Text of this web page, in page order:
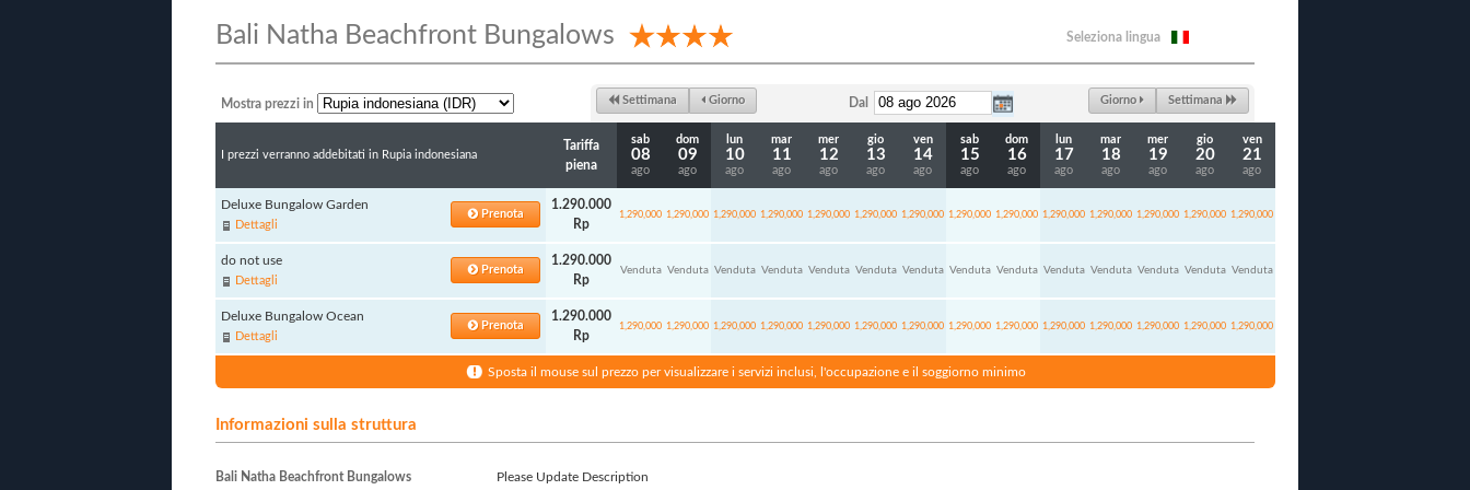
Bali Natha Beachfront Bungalows Seleziona lingua
Mostra prezzi in Settimana Giorno Dal Giorno Settimana
I prezzi verranno addebitati in Rupia indonesiana
Tariffa
piena
sab
08
ago
dom
09
ago
lun
10
ago
mar
11
ago
mer
12
ago
gio
13
ago
ven
14
ago
sab
15
ago
dom
16
ago
lun
17
ago
mar
18
ago
mer
19
ago
gio
20
ago
ven
21
ago
Deluxe Bungalow Garden
Dettagli
Prenota
1.290.000
Rp
1,290,000 1,290,000 1,290,000 1,290,000 1,290,000 1,290,000 1,290,000 1,290,000 1,290,000 1,290,000 1,290,000 1,290,000 1,290,000 1,290,000
do not use
Dettagli
Prenota
1.290.000
Rp
Venduta Venduta Venduta Venduta Venduta Venduta Venduta Venduta Venduta Venduta Venduta Venduta Venduta Venduta
Deluxe Bungalow Ocean
Dettagli
Prenota
1.290.000
Rp
1,290,000 1,290,000 1,290,000 1,290,000 1,290,000 1,290,000 1,290,000 1,290,000 1,290,000 1,290,000 1,290,000 1,290,000 1,290,000 1,290,000
Sposta il mouse sul prezzo per visualizzare i servizi inclusi, l'occupazione e il soggiorno minimo
Informazioni sulla struttura
Bali Natha Beachfront Bungalows
Please Update Description